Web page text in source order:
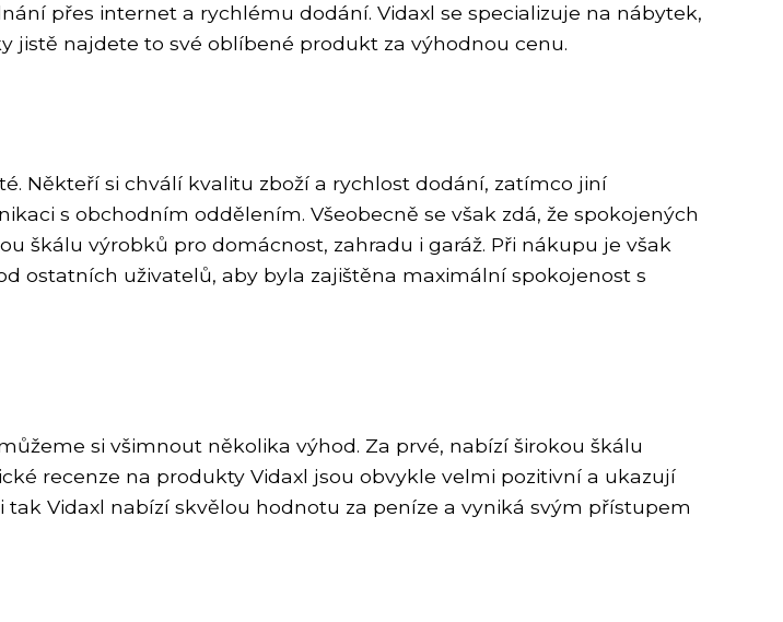
přes internet a rychlému dodání. Vidaxl se specializuje na nábytek,
jistě najdete to své oblíbené produkt za výhodnou cenu.
Někteří si chválí kvalitu zboží a rychlost dodání, zatímco jiní
s obchodním oddělením. Všeobecně se však zdá, že spokojených
škálu výrobků pro domácnost, zahradu i garáž. Při nákupu je však
ostatních uživatelů, aby byla zajištěna maximální spokojenost s
si všimnout několika výhod. Za prvé, nabízí širokou škálu
recenze na produkty Vidaxl jsou obvykle velmi pozitivní a ukazují
Vidaxl nabízí skvělou hodnotu za peníze a vyniká svým přístupem